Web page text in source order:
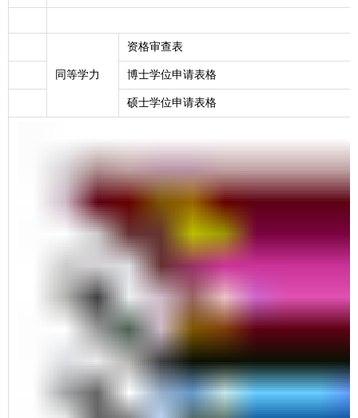
同等学力
资格审查表
博士学位申请表格
硕士学位申请表格